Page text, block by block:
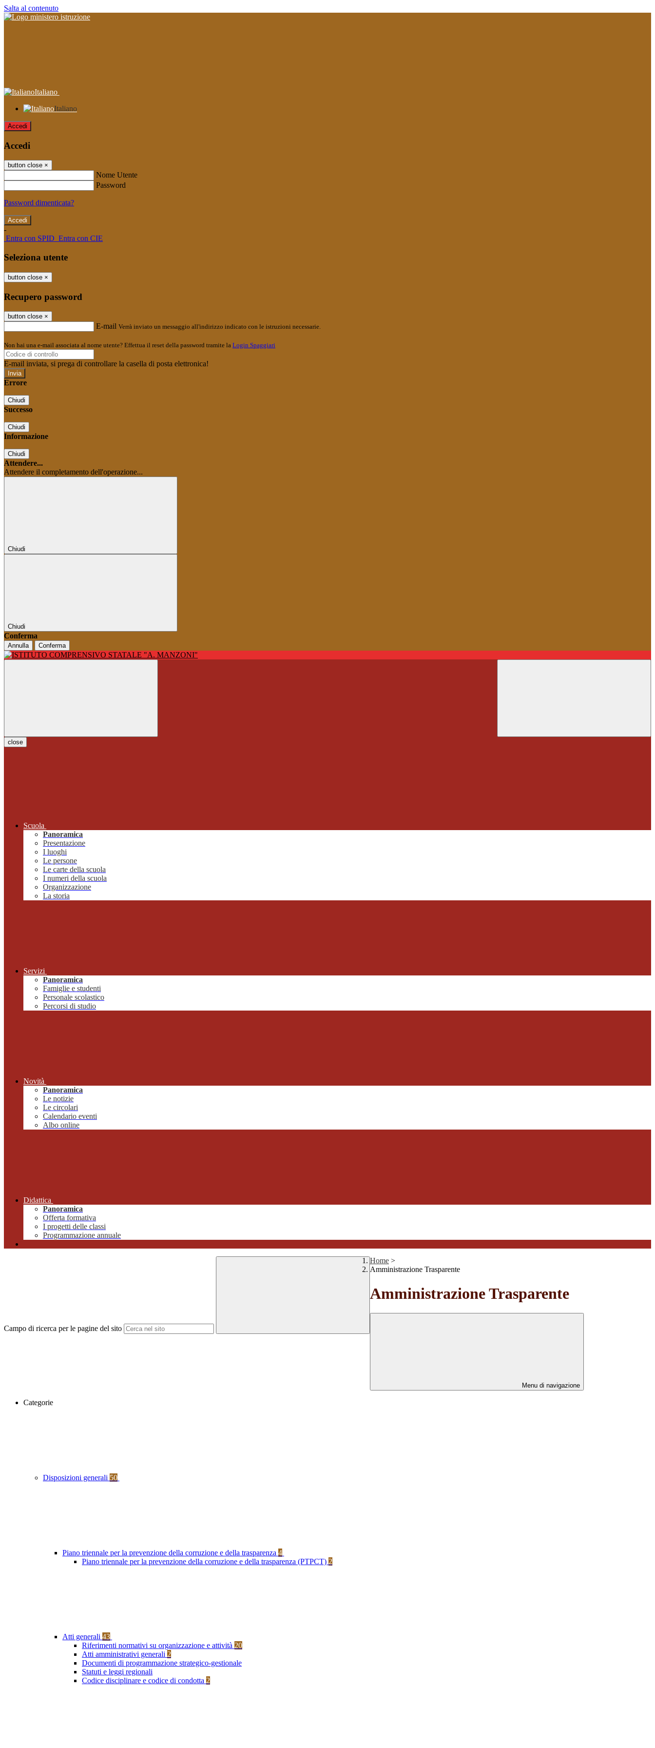
Salta al contenuto
Italiano
Italiano
Accedi
Accedi
button close ×
Nome Utente
Password
Password dimenticata?
-
Entra con SPID Entra con CIE
Seleziona utente
button close ×
Recupero password
button close ×
E-mail Verrà inviato un messaggio all'indirizzo indicato con le istruzioni necessarie.
Non hai una e-mail associata al nome utente? Effettua il reset della password tramite la Login Spaggiari
E-mail inviata, si prega di controllare la casella di posta elettronica!
Errore
Chiudi
Successo
Chiudi
Informazione
Chiudi
Attendere...
Attendere il completamento dell'operazione...
Chiudi
Chiudi
Conferma
Annulla Conferma
close
Scuola
Panoramica
Presentazione
I luoghi
Le persone
Le carte della scuola
I numeri della scuola
Organizzazione
La storia
Servizi
Panoramica
Famiglie e studenti
Personale scolastico
Percorsi di studio
Novità
Panoramica
Le notizie
Le circolari
Calendario eventi
Albo online
Didattica
Panoramica
Offerta formativa
I progetti delle classi
Programmazione annuale
Campo di ricerca per le pagine del sito
Home >
Amministrazione Trasparente
Amministrazione Trasparente
Menu di navigazione
Categorie
Disposizioni generali 50
Piano triennale per la prevenzione della corruzione e della trasparenza 4
Piano triennale per la prevenzione della corruzione e della trasparenza (PTPCT) 2
Atti generali 43
Riferimenti normativi su organizzazione e attività 20
Atti amministrativi generali 2
Documenti di programmazione strategico-gestionale
Statuti e leggi regionali
Codice disciplinare e codice di condotta 2